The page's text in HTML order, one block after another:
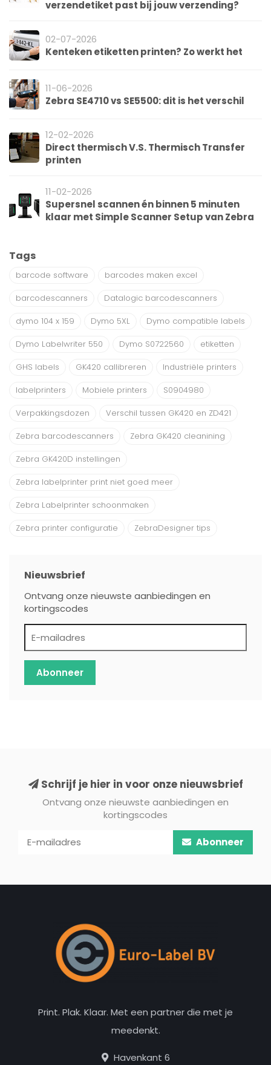
verzendetiket past bij jouw verzending?
02-07-2026
Kenteken etiketten printen? Zo werkt het
11-06-2026
Zebra SE4710 vs SE5500: dit is het verschil
12-02-2026
Direct thermisch V.S. Thermisch Transfer
printen
11-02-2026
Supersnel scannen én binnen 5 minuten
klaar met Simple Scanner Setup van Zebra
Tags
barcode software
barcodes maken excel
barcodescanners
Datalogic barcodescanners
dymo 104 x 159
Dymo 5XL
Dymo compatible labels
Dymo Labelwriter 550
Dymo S0722560
etiketten
GHS labels
GK420 callibreren
Industriële printers
labelprinters
Mobiele printers
S0904980
Verpakkingsdozen
Verschil tussen GK420 en ZD421
Zebra barcodescanners
Zebra GK420 cleanining
Zebra GK420D instellingen
Zebra labelprinter print niet goed meer
Zebra Labelprinter schoonmaken
Zebra printer configuratie
ZebraDesigner tips
Nieuwsbrief
Ontvang onze nieuwste aanbiedingen en
kortingscodes
Abonneer
Schrijf je hier in voor onze nieuwsbrief
Ontvang onze nieuwste aanbiedingen en
kortingscodes
Abonneer
Print. Plak. Klaar. Met een partner die met je
meedenkt.
Havenkant 6